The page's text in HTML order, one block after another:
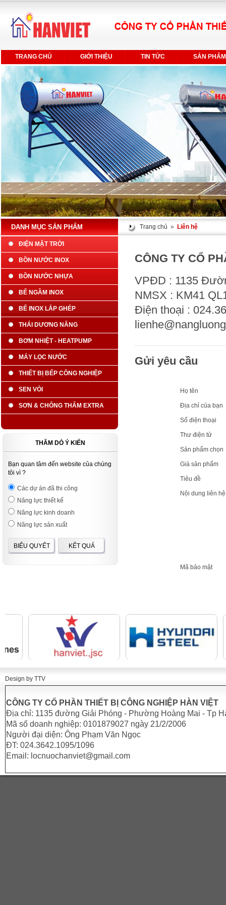
TRANG CHỦ GIỚI THIỆU TIN TỨC SẢN PHẨM
DANH MỤC SẢN PHẨM
ĐIỆN MẶT TRỜI
BỒN NƯỚC INOX
BỒN NƯỚC NHỰA
BỂ NGẦM INOX
BỂ INOX LẮP GHÉP
THÁI DƯƠNG NĂNG
BƠM NHIỆT - HEATPUMP
MÁY LỌC NƯỚC
THIẾT BỊ BẾP CÔNG NGHIỆP
SEN VÒI
SƠN & CHỐNG THẤM EXTRA
THĂM DÒ Ý KIẾN
Bạn quan tâm đến website của chúng
tôi vì ?
Các dự án đã thi công
Năng lực thiết kế
Năng lực kinh doanh
Năng lực sản xuất
BIỂU QUYẾT KẾT QUẢ
Trang chủ » Liên hệ
CÔNG TY CỔ
VPĐD : 1135
NMSX : KM41
Điện thoại :
Gửi yêu cầu
Họ tên
Địa chỉ của bạn
Số điện thoại
Thư điện tử
Sản phẩm chọn
Giá sản phẩm
Tiêu đề
Nội dung liên
Mã bảo mật
Design by TTV
CÔNG TY CỔ PHẦN THIẾT BỊ CÔNG NGHIỆP HÀN VIỆT
Địa chỉ: 1135 đường Giải Phóng - Phường Hoàng Mai - Tp
Mã số doanh nghiệp: 0101879027 ngày 21/2/2006
Người đại diện: Ông Phạm Văn Ngọc
ĐT: 024.3642.1095/1096
Email: locnuochanviet@gmail.com